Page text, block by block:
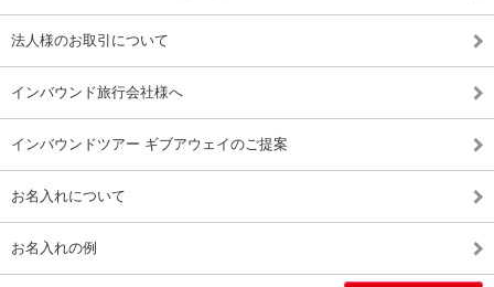
法人様のお取引について
インバウンド旅行会社様へ
インバウンドツアー ギブアウェイのご提案
お名入れについて
お名入れの例